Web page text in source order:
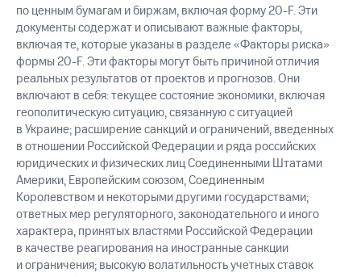
по ценным бумагам и биржам, включая форму 20-F. Эти
документы содержат и описывают важные факторы,
включая те, которые указаны в разделе «Факторы риска»
формы 20-F. Эти факторы могут быть причиной отличия
реальных результатов от проектов и прогнозов. Они
включают в себя: текущее состояние экономики, включая
геополитическую ситуацию, связанную с ситуацией
в Украине; расширение санкций и ограничений, введенных
в отношении Российской Федерации и ряда российских
юридических и физических лиц Соединенными Штатами
Америки, Европейским союзом, Соединенным
Королевством и некоторыми другими государствами;
ответных мер регуляторного, законодательного и иного
характера, принятых властями Российской Федерации
в качестве реагирования на иностранные санкции
и ограничения; высокую волатильность учетных ставок